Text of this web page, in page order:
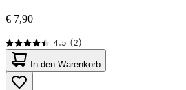
€ 7,90
4.5 (2)
4.5
von
5
Sternen.
In den Warenkorb